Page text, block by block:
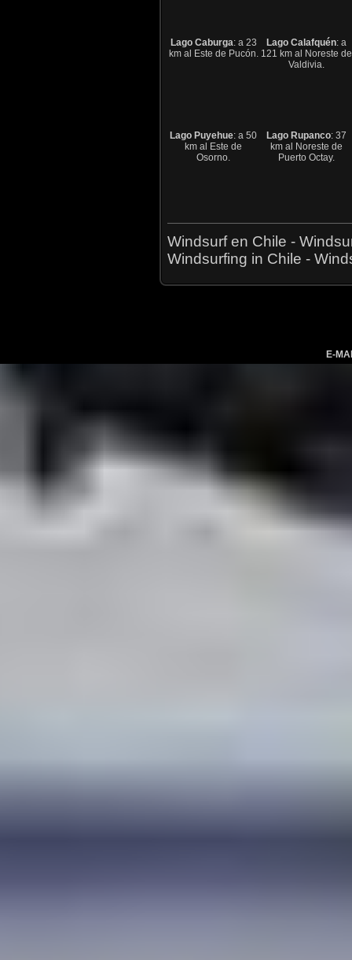
Lago Caburga: a 23
km al Este de Pucón.
Lago Calafquén: a
121 km al Noreste de
Valdivia.
Lago Puyehue: a 50
km al Este de
Osorno.
Lago Rupanco: 37
km al Noreste de
Puerto Octay.
Windsurf en Chile -
Windsurfing in Chile -
E-